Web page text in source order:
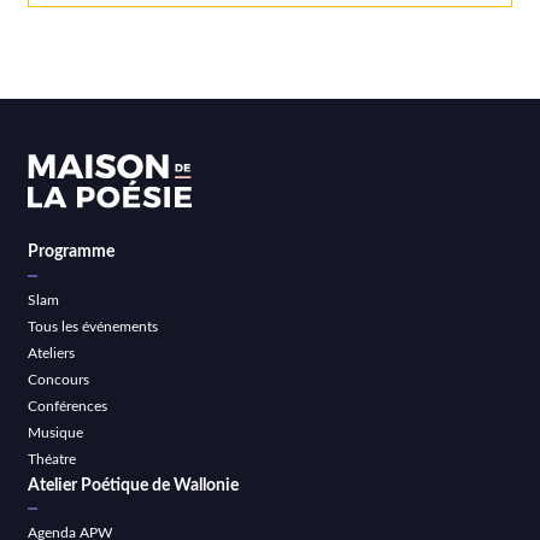
Programme
Slam
Tous les événements
Ateliers
Concours
Conférences
Musique
Théatre
Atelier Poétique de Wallonie
Agenda APW